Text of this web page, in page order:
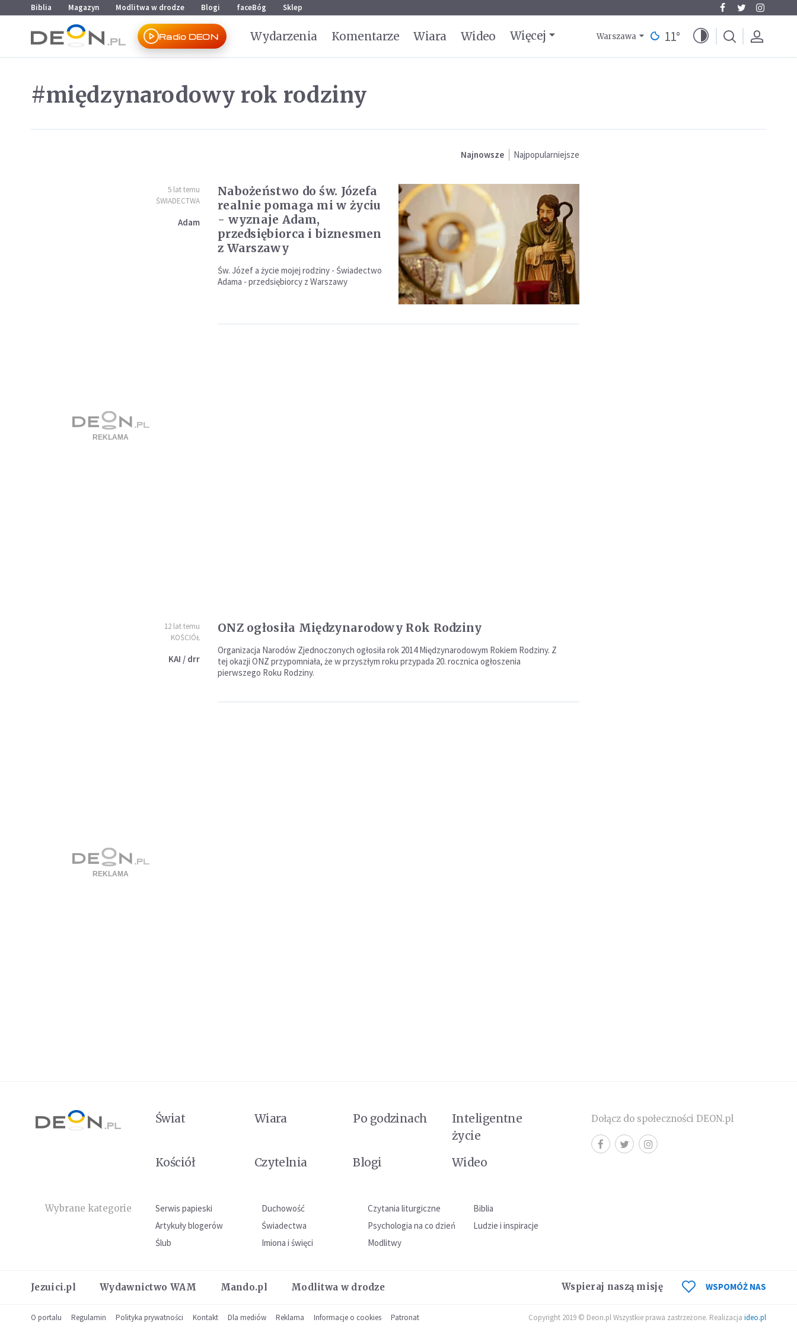
Przejdź do menu głównego
Przejdź do treści
Biblia Magazyn Modlitwa w drodze Blogi faceBóg Sklep
Radio DEON Wydarzenia Komentarze Wiara Wideo Więcej Warszawa 11°
#międzynarodowy rok rodziny
Najnowsze Najpopularniejsze
5 lat temu
ŚWIADECTWA
Adam
Nabożeństwo do św. Józefa
realnie pomaga mi w życiu
- wyznaje Adam,
przedsiębiorca i biznesmen
z Warszawy
Św. Józef a życie mojej rodziny - Świadectwo
Adama - przedsiębiorcy z Warszawy
12 lat temu
KOŚCIÓŁ
KAI / drr
ONZ ogłosiła Międzynarodowy Rok Rodziny
Organizacja Narodów Zjednoczonych ogłosiła rok 2014 Międzynarodowym Rokiem Rodziny. Z
tej okazji ONZ przypomniała, że w przyszłym roku przypada 20. rocznica ogłoszenia
pierwszego Roku Rodziny.
Świat Wiara Po godzinach
Inteligentne
życie
Kościół
Czytelnia Blogi Wideo
Wybrane kategorie Serwis papieski Duchowość Czytania liturgiczne
Biblia
Artykuły blogerów
Świadectwa Psychologia na co dzień
Ludzie i inspiracje
Ślub
Imiona i święci Modlitwy
Dołącz do społeczności DEON.pl
Jezuici.pl Wydawnictwo WAM Mando.pl Modlitwa w drodze Wspieraj naszą misję WSPOMÓŻ NAS
O portalu Regulamin Polityka prywatności Kontakt Dla mediów Reklama Informacje o cookies Patronat Copyright 2019 © Deon.pl Wszystkie prawa zastrzeżone. Realizacja ideo.pl